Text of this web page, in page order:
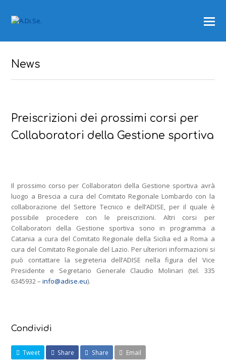
News
Preiscrizioni dei prossimi corsi per
Collaboratori della Gestione sportiva
Il prossimo corso per Collaboratori della Gestione sportiva avrà
luogo a Brescia a cura del Comitato Regionale Lombardo con la
collaborazione del Settore Tecnico e dell’ADISE, per il quale è
possibile procedere con le preiscrizioni. Altri corsi per
Collaboratori della Gestione sportiva sono in programma a
Catania a cura del Comitato Regionale della Sicilia ed a Roma a
cura del Comitato Regionale del Lazio. Per ulteriori informazioni si
può contattare la segreteria dell’ADISE nella figura del Vice
Presidente e Segretario Generale Claudio Molinari (tel. 335
6345932 –info@adise.eu).
Condividi
Tweet Share Share Email